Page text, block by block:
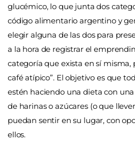
glucémico, lo que junta dos
código alimentario argentino y
elegir alguna de las dos para
a la hora de registrar el
categoría que exista en sí misma,
café atípico”. El objetivo es que
estén haciendo una dieta con
de harinas o azúcares (o que
puedan sentir en su lugar, con
ellos.